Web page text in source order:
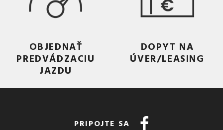
OBJEDNAŤ
PREDVÁDZACIU
JAZDU
DOPYT NA
ÚVER/LEASING
PRIPOJTE SA